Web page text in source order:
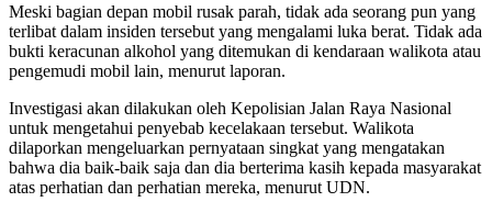
Meski bagian depan mobil rusak parah, tidak ada seorang pun yang
terlibat dalam insiden tersebut yang mengalami luka berat. Tidak ada
bukti keracunan alkohol yang ditemukan di kendaraan walikota atau
pengemudi mobil lain, menurut laporan.
Investigasi akan dilakukan oleh Kepolisian Jalan Raya Nasional
untuk mengetahui penyebab kecelakaan tersebut. Walikota
dilaporkan mengeluarkan pernyataan singkat yang mengatakan
bahwa dia baik-baik saja dan dia berterima kasih kepada masyarakat
atas perhatian dan perhatian mereka, menurut UDN.